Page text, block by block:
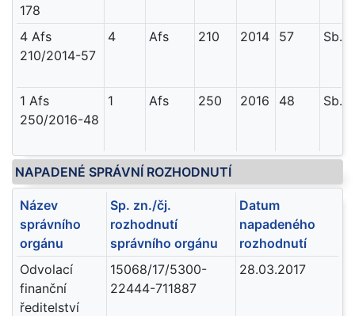
178
4 Afs
210/2014-57
4 Afs 210 2014 57 Sb.
1 Afs
250/2016-48
1 Afs 250 2016 48 Sb.
NAPADENÉ SPRÁVNÍ ROZHODNUTÍ
Název
správního
orgánu
Sp. zn./čj.
rozhodnutí
správního orgánu
Datum
napadeného
rozhodnutí
Odvolací
finanční
ředitelství
15068/17/5300-
22444-711887
28.03.2017